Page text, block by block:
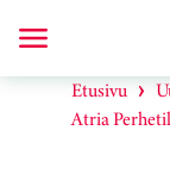
Etusivu
Atria